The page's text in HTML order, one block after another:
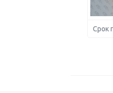
Срок